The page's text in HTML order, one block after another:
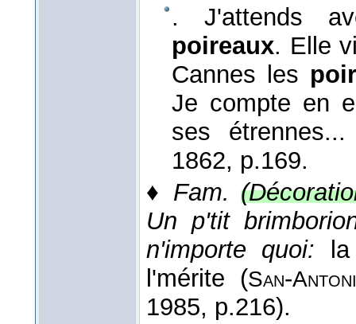
. J'attends
poireaux. Elle
Cannes les
Je compte en
ses
1862, p.169.
♦ Fam.
Un p'tit
n'importe quoi:
l'mérite (San-
1985, p.216).